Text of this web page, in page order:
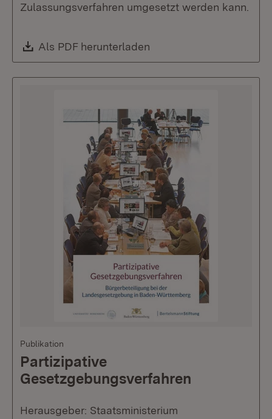
Zulassungsverfahren umgesetzt werden kann.
Download:
Als PDF herunterladen
Publikation
Partizipative
Gesetzgebungsverfahren
Herausgeber: Staatsministerium